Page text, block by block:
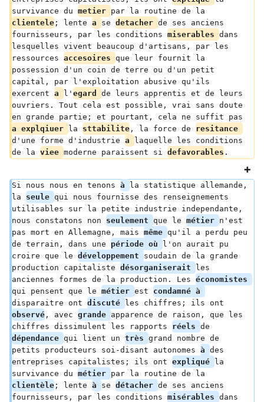
survivance du metier par la routine de la
clientele ; lente a se detacher de ses anciens
fournisseurs, par les conditions miserables dans
lesquelles vivent beaucoup d'artisans, par les
ressources accesoires que leur fournit la
possession d'un coin de terre ou d'un petit
capital, par l'exploitation abusive qu'ils
exercent a l' egard de leurs apprentis et de leurs
ouvriers. Tout cela est possible, vrai sans doute
en grande partie; et pourtant, cela ne suffit pas
a explqiuer
la sttabilite , la force de resitance
d'une forme d'industrie a
laquelle les conditions
de la viee moderne paraissent si defavorables .
Si nous nous en tenons à
la statistique allemande,
la seule qui nous fournisse des renseignements
utilisables sur la petite industrie independante,
nous constatons non seulement que le métier n'est
pas mort en Allemagne, mais même qu'il a perdu peu
de terrain, dans une période où
l'on aurait pu
croire que le développement soudain de la grande
production capitaliste désorganiserait
les
anciennes formes de la production. Les économistes
qui pensent que le métier est condamné à
disparaitre ont discuté
les chiffres; ils ont
observé , avec grande apparence de raison, que les
chiffres dissimulent les rapports réels de
dépendance qui lient un très grand nombre de
petits producteurs soi-disant autonomes à des
entreprises capitalistes; ils ont expliqué
la
survivance du métier par la routine de la
clientèle ; lente à se détacher de ses anciens
fournisseurs, par les conditions misérables dans